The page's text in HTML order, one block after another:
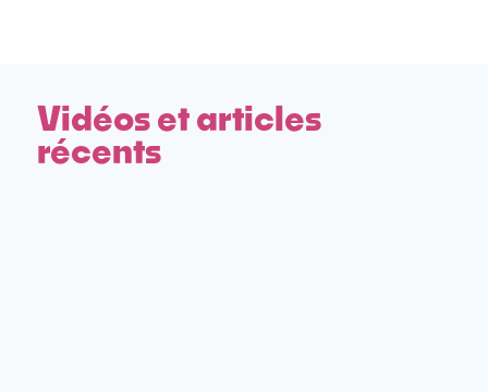
Vidéos et articles
récents